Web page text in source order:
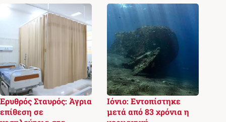
Ερυθρός Σταυρός: Άγρια
επίθεση σε
Ιόνιο: Εντοπίστηκε
μετά από 83 χρόνια η